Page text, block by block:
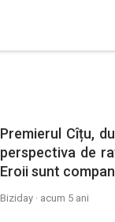
Premierul Cîțu,
perspectiva de
Eroii sunt
Biziday · acum 5 ani